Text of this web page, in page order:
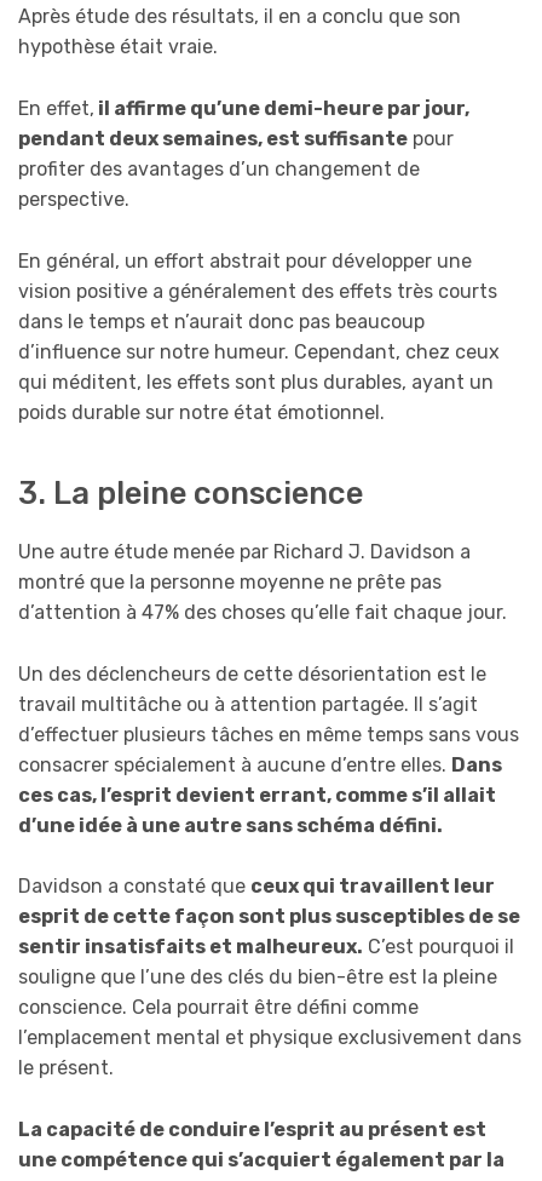
Après étude des résultats, il en a conclu que son
hypothèse était vraie.
En effet, il affirme qu’une demi-heure par jour,
pendant deux semaines, est suffisante pour
profiter des avantages d’un changement de
perspective.
En général, un effort abstrait pour développer une
vision positive a généralement des effets très courts
dans le temps et n’aurait donc pas beaucoup
d’influence sur notre humeur. Cependant, chez ceux
qui méditent, les effets sont plus durables, ayant un
poids durable sur notre état émotionnel.
3. La pleine conscience
Une autre étude menée par Richard J. Davidson a
montré que la personne moyenne ne prête pas
d’attention à 47% des choses qu’elle fait chaque jour.
Un des déclencheurs de cette désorientation est le
travail multitâche ou à attention partagée. Il s’agit
d’effectuer plusieurs tâches en même temps sans vous
consacrer spécialement à aucune d’entre elles. Dans
ces cas, l’esprit devient errant, comme s’il allait
d’une idée à une autre sans schéma défini.
Davidson a constaté que ceux qui travaillent leur
esprit de cette façon sont plus susceptibles de se
sentir insatisfaits et malheureux. C’est pourquoi il
souligne que l’une des clés du bien-être est la pleine
conscience. Cela pourrait être défini comme
l’emplacement mental et physique exclusivement dans
le présent.
La capacité de conduire l’esprit au présent est
une compétence qui s’acquiert également par la